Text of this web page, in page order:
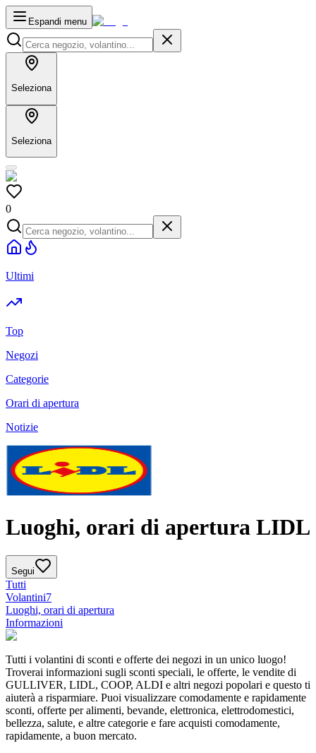
Espandi menu
Seleziona
Seleziona
0
Ultimi
Top
Negozi
Categorie
Orari di apertura
Notizie
Luoghi, orari di apertura LIDL
Segui
Tutti
Volantini7
Luoghi, orari di apertura
Informazioni
Tutti i volantini di sconti e offerte dei negozi in un unico luogo!
Troverai informazioni sugli sconti speciali, le offerte, le vendite di
GULLIVER, LIDL, COOP, ALDI e altri negozi popolari e questo ti
aiuterà a risparmiare. Puoi visualizzare comodamente e rapidamente
sconti, offerte per alimenti, bevande, elettronica, elettrodomestici,
bellezza, salute, e altre categorie e fare acquisti comodamente,
rapidamente, a buon mercato.